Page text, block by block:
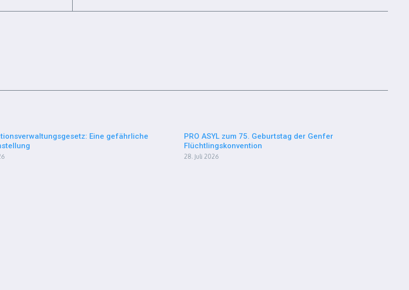
Eine gefährliche
PRO ASYL zum 75. Geburtstag der Genfer
Flüchtlingskonvention
28. Juli 2026